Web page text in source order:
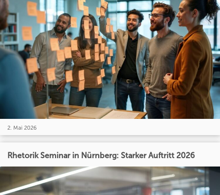
2. Mai 2026
Rhetorik Seminar in Nürnberg: Starker Auftritt 2026